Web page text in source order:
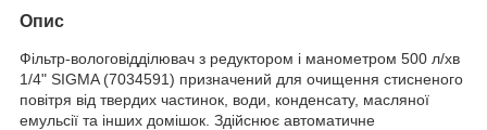
Опис
Фільтр-вологовідділювач з редуктором і манометром 500 л/хв
1/4" SIGMA (7034591) призначений для очищення стисненого
повітря від твердих частинок, води, конденсату, масляної
емульсії та інших домішок. Здійснює автоматичне